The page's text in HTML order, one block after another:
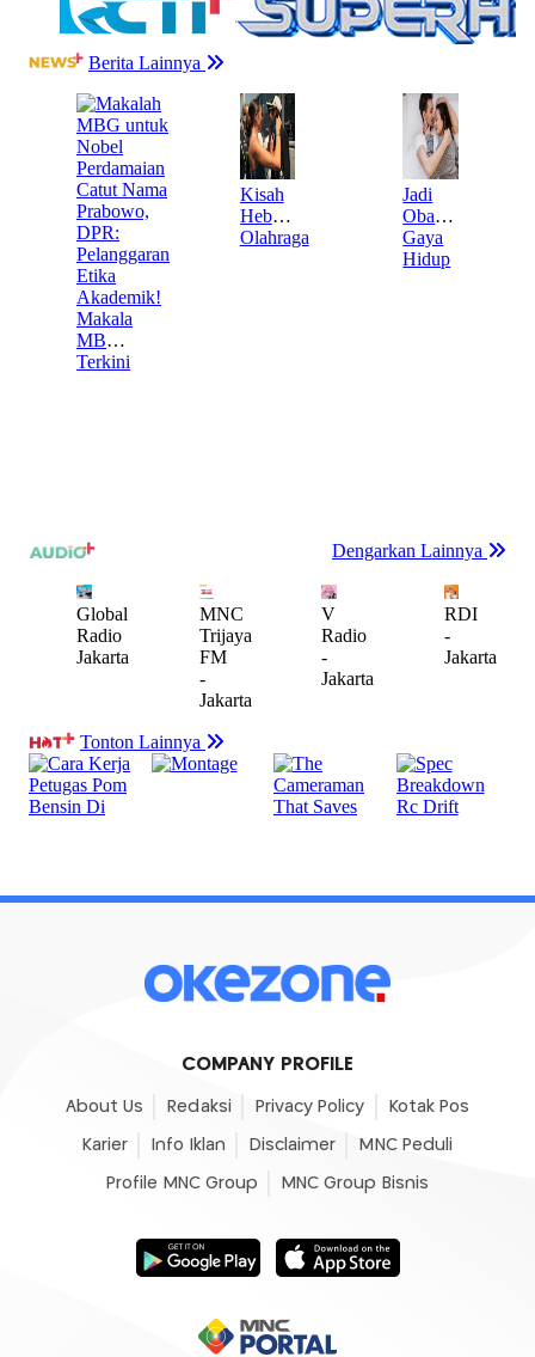
COMPANY PROFILE
About Us Redaksi Privacy Policy Kotak Pos
Karier Info Iklan Disclaimer MNC Peduli
Profile MNC Group MNC Group Bisnis